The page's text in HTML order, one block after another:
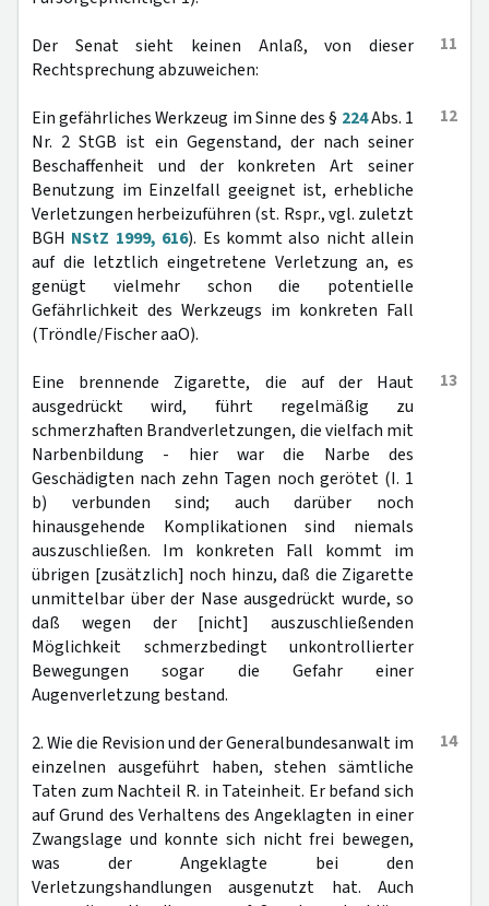
11
Der Senat sieht keinen Anlaß, von dieser
Rechtsprechung abzuweichen:
12
Ein gefährliches Werkzeug im Sinne des § 224Abs. 1
Nr. 2 StGB ist ein Gegenstand, der nach seiner
Beschaffenheit und der konkreten Art seiner
Benutzung im Einzelfall geeignet ist, erhebliche
Verletzungen herbeizuführen (st. Rspr., vgl. zuletzt
BGH NStZ 1999, 616). Es kommt also nicht allein
auf die letztlich eingetretene Verletzung an, es
genügt vielmehr schon die potentielle
Gefährlichkeit des Werkzeugs im konkreten Fall
(Tröndle/Fischer aaO).
13
Eine brennende Zigarette, die auf der Haut
ausgedrückt wird, führt regelmäßig zu
schmerzhaften Brandverletzungen, die vielfach mit
Narbenbildung - hier war die Narbe des
Geschädigten nach zehn Tagen noch gerötet (I. 1
b) verbunden sind; auch darüber noch
hinausgehende Komplikationen sind niemals
auszuschließen. Im konkreten Fall kommt im
übrigen [zusätzlich] noch hinzu, daß die Zigarette
unmittelbar über der Nase ausgedrückt wurde, so
daß wegen der [nicht] auszuschließenden
Möglichkeit schmerzbedingt unkontrollierter
Bewegungen sogar die Gefahr einer
Augenverletzung bestand.
14
2. Wie die Revision und der Generalbundesanwalt im
einzelnen ausgeführt haben, stehen sämtliche
Taten zum Nachteil R. in Tateinheit. Er befand sich
auf Grund des Verhaltens des Angeklagten in einer
Zwangslage und konnte sich nicht frei bewegen,
was der Angeklagte bei den
Verletzungshandlungen ausgenutzt hat. Auch